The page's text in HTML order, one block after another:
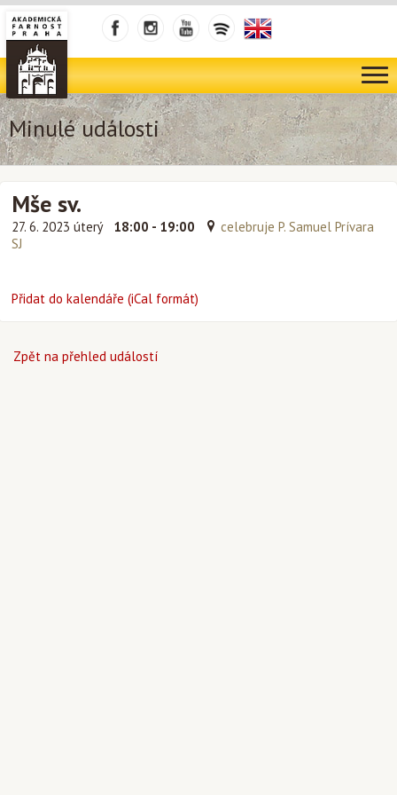
Minulé události
Mše sv.
27. 6. 2023 úterý 18:00 - 19:00
celebruje P. Samuel Prívara
SJ
Přidat do kalendáře (iCal formát)
Zpět na přehled událostí